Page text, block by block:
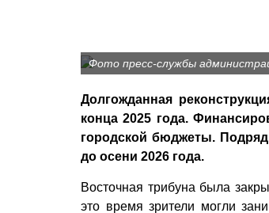
Фото пресс-службы
Долгожданная
конца 2025 года.
городской бюджеты.
до осени 2026 года.
Восточная трибуна была
это время зрители могли